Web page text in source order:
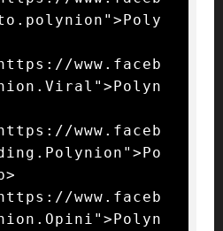
www.faceb
www.faceb
www.faceb